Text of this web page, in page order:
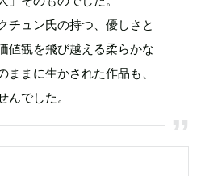
チュン氏の持つ、優しさと
値観を飛び越える柔らかな
ままに生かされた作品も、
でした。